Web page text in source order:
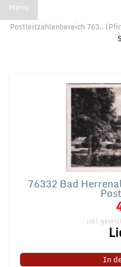
Menu
Postleitzahlenbereich 763..
76332 Bad
inkl.
In